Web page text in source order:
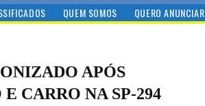
QUEM SOMOS QUERO ANUNCIAR
APÓS
CARRO NA SP-294